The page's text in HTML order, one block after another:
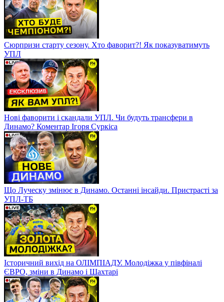
Сюрпризи старту сезону. Хто фаворит?! Як показуватимуть
УПЛ
Нові фаворити і скандали УПЛ. Чи будуть трансфери в
Динамо? Коментар Ігоря Суркіса
Що Луческу змінює в Динамо. Останні інсайди. Пристрасті за
УПЛ-ТБ
Історичний вихід на ОЛІМПІАДУ. Молодіжка у півфіналі
ЄВРО, зміни в Динамо і Шахтарі